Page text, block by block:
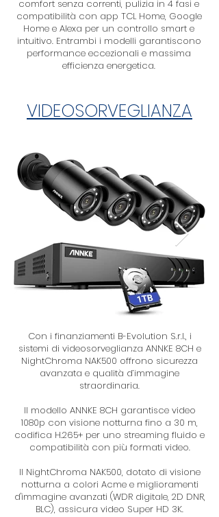
comfort senza correnti, pulizia in 4 fasi e
compatibilità con app TCL Home, Google
Home e Alexa per un controllo smart e
intuitivo. Entrambi i modelli garantiscono
performance eccezionali e massima
efficienza energetica.
VIDEOSORVEGLIANZA
Con i finanziamenti B-Evolution S.r.l., i
sistemi di videosorveglianza ANNKE 8CH e
NightChroma NAK500 offrono sicurezza
avanzata e qualità d’immagine
straordinaria.
Il modello ANNKE 8CH garantisce video
1080p con visione notturna fino a 30 m,
codifica H.265+ per uno streaming fluido e
compatibilità con più formati video.
Il NightChroma NAK500, dotato di visione
notturna a colori Acme e miglioramenti
d'immagine avanzati (WDR digitale, 2D DNR,
BLC), assicura video Super HD 3K.